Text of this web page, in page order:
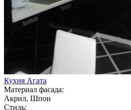
Кухня Агата
Материал фасада:
Акрил, Шпон
Стиль: